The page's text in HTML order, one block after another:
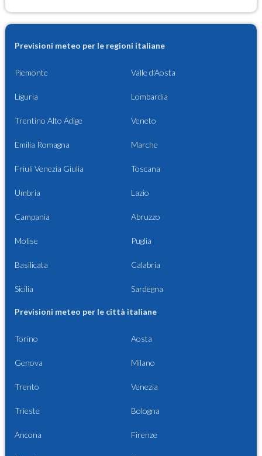
Previsioni meteo per le regioni italiane
Piemonte Valle d'Aosta
Liguria Lombardia
Trentino Alto Adige Veneto
Emilia Romagna Marche
Friuli Venezia Giulia Toscana
Umbria Lazio
Campania Abruzzo
Molise Puglia
Basilicata Calabria
Sicilia Sardegna
Previsioni meteo per le città italiane
Torino Aosta
Genova Milano
Trento Venezia
Trieste Bologna
Ancona Firenze